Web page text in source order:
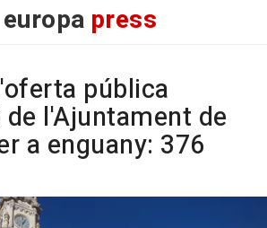
europa press
pública
l'Ajuntament de
a enguany: 376